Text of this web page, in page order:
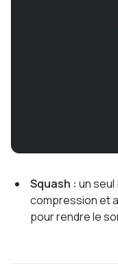
Squash : un seul
compression et
pour rendre le